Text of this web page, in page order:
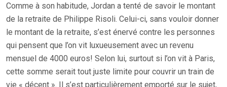
Comme à son habitude, Jordan a tenté de savoir le montant
de la retraite de Philippe Risoli. Celui-ci, sans vouloir donner
le montant de la retraite, s’est énervé contre les personnes
qui pensent que l’on vit luxueusement avec un revenu
mensuel de 4000 euros! Selon lui, surtout si l’on vit à Paris,
cette somme serait tout juste limite pour couvrir un train de
vie « décent ». Il s’est particulièrement emporté sur le sujet,